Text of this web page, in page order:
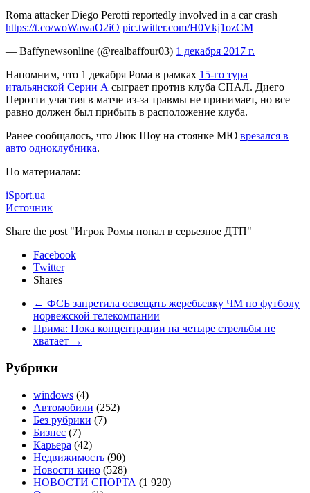
Roma attacker Diego Perotti reportedly involved in a car crash
https://t.co/woWawaO2iO pic.twitter.com/H0Vkj1ozCM
— Baffynewsonline (@realbaffour03) 1 декабря 2017 г.
Напомним, что 1 декабря Рома в рамках 15-го тура
итальянской Серии А сыграет против клуба СПАЛ. Диего
Перотти участия в матче из-за травмы не принимает, но все
равно должен был прибыть в расположение клуба.
Ранее сообщалось, что Люк Шоу на стоянке МЮ врезался в
авто одноклубника.
По материалам:
iSport.ua
Источник
Share the post "Игрок Ромы попал в серьезное ДТП"
Facebook
Twitter
Shares
← ФСБ запретила освещать жеребьевку ЧМ по футболу
норвежской телекомпании
Прима: Пока концентрации на четыре стрельбы не
хватает →
Рубрики
windows (4)
Автомобили (252)
Без рубрики (7)
Бизнес (7)
Карьера (42)
Недвижимость (90)
Новости кино (528)
НОВОСТИ СПОРТА (1 920)